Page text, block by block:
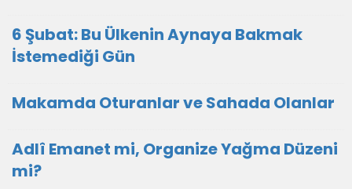
6 Şubat: Bu Ülkenin Aynaya Bakmak
İstemediği Gün
Makamda Oturanlar ve Sahada Olanlar
Adlî Emanet mi, Organize Yağma Düzeni
mi?